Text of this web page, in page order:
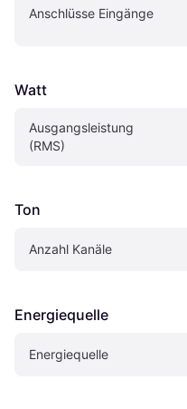
Anschlüsse Eingänge
Watt
Ausgangsleistung
(RMS)
Ton
Anzahl Kanäle
Energiequelle
Energiequelle